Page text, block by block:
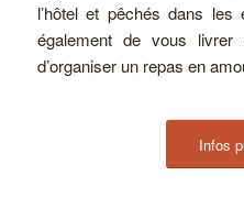
l’hôtel et pêchés dans les
également de vous
d’organiser un repas en
Infos